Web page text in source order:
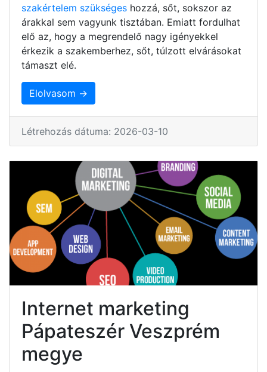
szakértelem szükséges hozzá, sőt, sokszor az
árakkal sem vagyunk tisztában. Emiatt fordulhat
elő az, hogy a megrendelő nagy igényekkel
érkezik a szakemberhez, sőt, túlzott elvárásokat
támaszt elé.
Elolvasom →
Létrehozás dátuma: 2026-03-10
Internet marketing
Pápateszér Veszprém
megye